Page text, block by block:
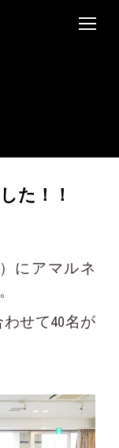
た！！
にアマルネ
せて40名が